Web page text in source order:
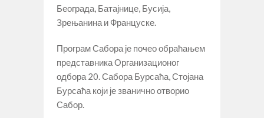
Београда, Батајнице, Бусија,
Зрењанина и Француске.
Програм Сабора је почео обраћањем
представника Организационог
одбора 20. Сабора Бурсаћа, Стојана
Бурсаћа који је званично отворио
Сабор.